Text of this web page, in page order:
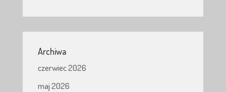
Archiwa
czerwiec 2026
maj 2026